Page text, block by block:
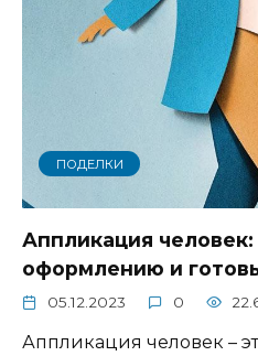
ПОДЕЛКИ
Аппликация
оформлению и
05.12.2023 0
Аппликация человек –